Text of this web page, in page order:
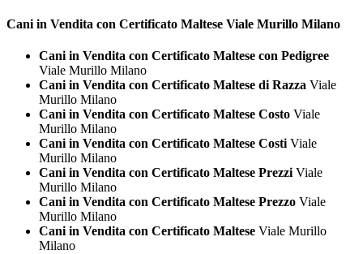
Cani in Vendita con Certificato Maltese Viale Murillo Milano
Cani in Vendita con Certificato Maltese con Pedigree
Viale Murillo Milano
Cani in Vendita con Certificato Maltese di Razza Viale
Murillo Milano
Cani in Vendita con Certificato Maltese Costo Viale
Murillo Milano
Cani in Vendita con Certificato Maltese CostiViale
Murillo Milano
Cani in Vendita con Certificato Maltese PrezziViale
Murillo Milano
Cani in Vendita con Certificato Maltese Prezzo Viale
Murillo Milano
Cani in Vendita con Certificato Maltese Viale Murillo
Milano